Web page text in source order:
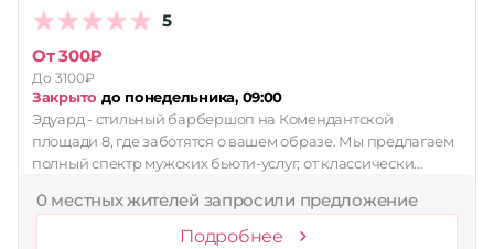
5
От 300₽
До 3100₽
Закрыто до понедельника, 09:00
Эдуард - стильный барбершоп на Комендантской
площади 8, где заботятся о вашем образе. Мы предлагаем
полный спектр мужских бьюти-услуг, от классически…
0 местных жителей запросили предложение
Подробнее